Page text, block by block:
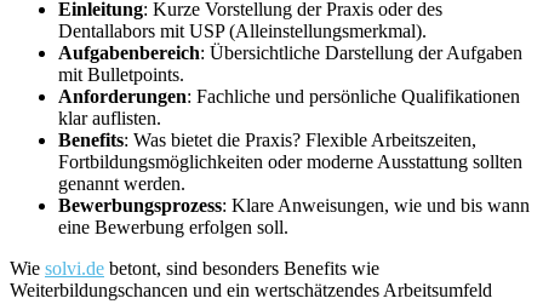
Einleitung: Kurze Vorstellung der Praxis oder des
Dentallabors mit USP (Alleinstellungsmerkmal).
Aufgabenbereich: Übersichtliche Darstellung der Aufgaben
mit Bulletpoints.
Anforderungen: Fachliche und persönliche Qualifikationen
klar auflisten.
Benefits: Was bietet die Praxis? Flexible Arbeitszeiten,
Fortbildungsmöglichkeiten oder moderne Ausstattung sollten
genannt werden.
Bewerbungsprozess: Klare Anweisungen, wie und bis wann
eine Bewerbung erfolgen soll.
Wie solvi.de betont, sind besonders Benefits wie
Weiterbildungschancen und ein wertschätzendes Arbeitsumfeld